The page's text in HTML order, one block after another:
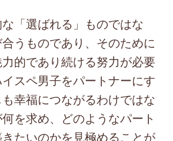
「選ばれる」ものではな
うものであり、そのために
的であり続ける努力が必要
スペ男子をパートナーにす
幸福につながるわけではな
を求め、どのようなパート
たいのかを見極めることが